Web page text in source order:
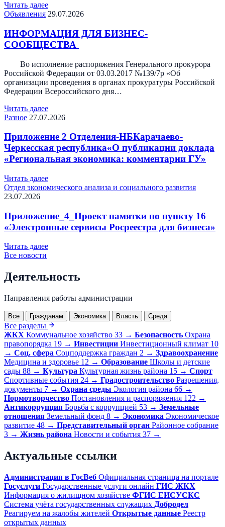
Читать далее
Объявления 29.07.2026
ИНФОРМАЦИЯ ДЛЯ БИЗНЕС-
СООБЩЕСТВА
Во исполнение распоряжения Генерального прокурора
Российской Федерации от 03.03.2017 №139/7р «Об
организации проведения в органах прокуратуры Российской
Федерации Всероссийского дня…
Читать далее
Разное 27.07.2026
Приложение 2 Отделения-НБКарачаево-
Черкесская республика«О публикации доклада
«Региональная экономика: комментарии ГУ»
Читать далее
Отдел экономического анализа и социального развития
23.07.2026
Приложение_4_Проект памятки по пункту 16
«Электронные сервисы Росреестра для бизнеса»
Читать далее
Все новости
Деятельность
Направления работы администрации
Все Гражданам Экономика Власть Среда
Все разделы
ЖКХ Коммунальное хозяйство 33 → Безопасность Охрана
правопорядка 19 → Инвестиции Инвестиционный климат 10
→ Соц. сфера Соцподдержка граждан 2 → Здравоохранение
Медицина и здоровье 12 → Образование Школы и детские
сады 88 → Культура Культурная жизнь района 15 → Спорт
Спортивные события 24 → Градостроительство Разрешения,
документы 7 → Охрана среды Экология района 66 →
Нормотворчество Постановления и распоряжения 122 →
Антикоррупция Борьба с коррупцией 53 → Земельные
отношения Земельный фонд 8 → Экономика Экономическое
развитие 48 → Представительный орган Районное собрание
3 → Жизнь района Новости и события 37 →
Актуальные ссылки
Администрация в ГосВеб Официальная страница на портале
Госуслуги Государственные услуги онлайн ГИС ЖКХ
Информация о жилищном хозяйстве ФГИС ЕИСУСКС
Система учёта государственных служащих Добродел
Реагируем на жалобы жителей Открытые данные Реестр
открытых данных